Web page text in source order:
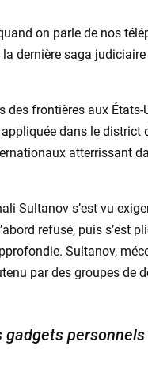
on parle de nos
dernière saga
des frontières aux
dans le district
atterrissant
Sultanov s’est vu
refusé, puis s’est
Sultanov,
par des groupes de
gadgets